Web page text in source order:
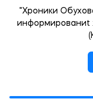
"Хроники
информированиt